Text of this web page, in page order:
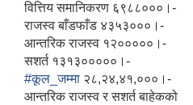
वित्तिय समानिकरण ६९८८०००।-
राजस्व बाँडफाँड ४३५३०००।-
आन्तरिक राजस्व १२०००००।-
सशर्त १३१३०००००।-
#कूल_जम्मा २८,२४,४१,०००।-
आन्तरिक राजस्व र सशर्त बाहेकको